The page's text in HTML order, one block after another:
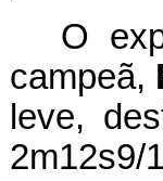
O
campeã,
leve,
2m12s9/